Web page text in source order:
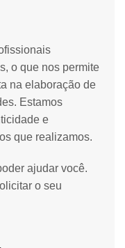
o que nos permite
na elaboração de
Estamos
e
que realizamos.
ajudar você.
o seu